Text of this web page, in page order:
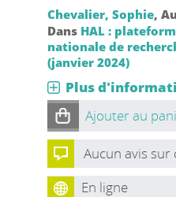
Chevalier, Sophie,
Dans HAL :
nationale de
(janvier 2024)
Plus
Ajouter au
Aucun avis sur
En ligne